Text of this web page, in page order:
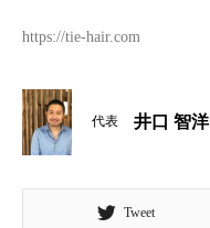
https://tie-hair.com
代表 井口 智洋
Tweet